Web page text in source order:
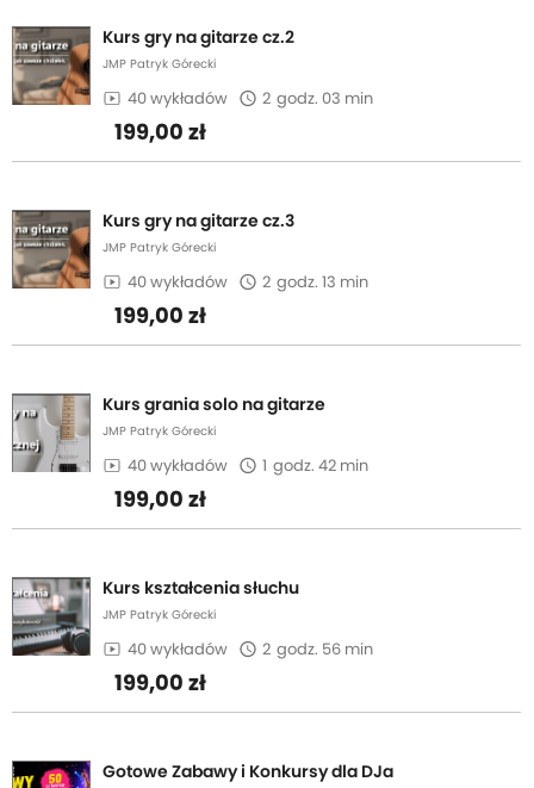
Kurs gry na gitarze cz.2
JMP Patryk Górecki
40 wykładów 2 godz. 03 min
199,00 zł
Kurs gry na gitarze cz.3
JMP Patryk Górecki
40 wykładów 2 godz. 13 min
199,00 zł
Kurs grania solo na gitarze
JMP Patryk Górecki
40 wykładów 1 godz. 42 min
199,00 zł
Kurs kształcenia słuchu
JMP Patryk Górecki
40 wykładów 2 godz. 56 min
199,00 zł
Gotowe Zabawy i Konkursy dla DJa